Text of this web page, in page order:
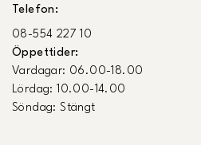
Telefon:
08-554 227 10
Öppettider:
Vardagar: 06.00-18.00
Lördag: 10.00-14.00
Söndag: Stängt